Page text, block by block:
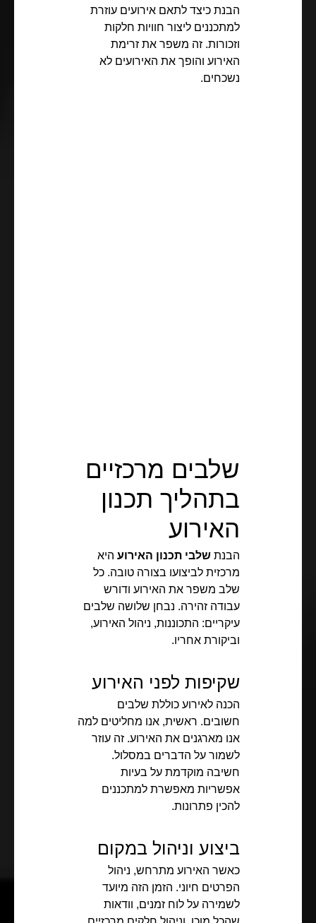
הבנת כיצד לתאם אירועים עוזרת
למתכננים ליצור חוויות חלקות
וזכורות. זה משפר את זרימת
האירוע והופך את האירועים לא
נשכחים.
שלבים מרכזיים
בתהליך תכנון
האירוע
הבנת שלבי תכנון האירוע היא
מרכזית לביצועו בצורה טובה. כל
שלב משפר את האירוע ודורש
עבודה זהירה. נבחן שלושה שלבים
עיקריים: התכוננות, ניהול האירוע,
וביקורת אחריו.
שקיפות לפני האירוע
הכנה לאירוע כוללת שלבים
חשובים. ראשית, אנו מחליטים למה
אנו מארגנים את האירוע. זה עוזר
לשמור על הדברים במסלול.
חשיבה מוקדמת על בעיות
אפשריות מאפשרת למתכננים
להכין פתרונות.
ביצוע וניהול במקום
כאשר האירוע מתרחש, ניהול
הפרטים חיוני. הזמן הזה מיועד
לשמירה על לוח זמנים, וודאות